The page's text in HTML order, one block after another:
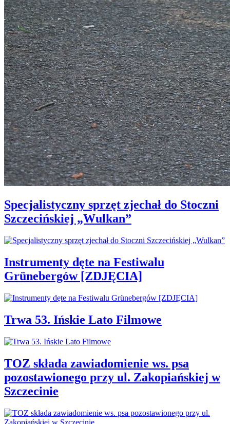
Specjalistyczny sprzęt zjechał do Stoczni
Szczecińskiej „Wulkan”
Instrumenty dęte na Festiwalu
Grünebergów [ZDJĘCIA]
Trwa 53. Ińskie Lato Filmowe
TOZ składa zawiadomienie ws. psa
pozostawionego przy ul. Zakopiańskiej w
Szczecinie